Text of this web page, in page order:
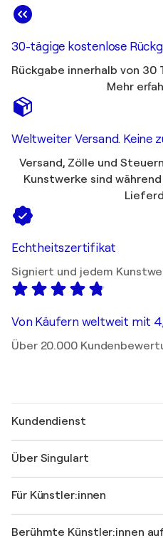
30-tägige kostenlose
Rückgabe innerhalb von 30
Mehr
Weltweiter Versand. Keine
Versand, Zölle und
Kunstwerke sind
Echtheitszertifikat
Signiert und jedem
Von Käufern weltweit mit
Über 20.000
Kundendienst
Versand
Einen Gutschein verschenken
Werden Sie Mitglied
Ihr Konto
Über Singulart
FAQ
Für Künstler:innen
Als Künstler anmelden
Berühmte Künstler:innen